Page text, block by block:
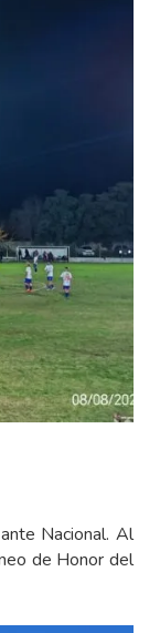
Nacional. Al
de Honor del